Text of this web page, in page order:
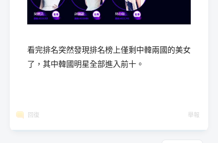
看完排名突然發現排名榜上僅剩中韓兩國的美女
了，其中韓國明星全部進入前十。
回復 舉報